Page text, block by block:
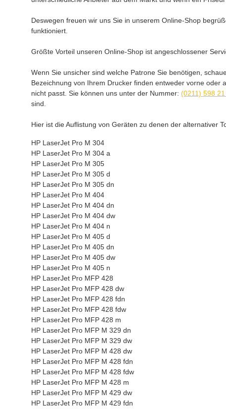
Deswegen freuen wir uns Sie in unserem Online-Shop
funktioniert.
Größte Vorteil unseren Online-Shop ist angeschlossener
Wenn Sie unsicher sind welche Patrone Sie benötigen,
Bezeichnung von Ihrem Drucker finden entweder vorne
nicht passt. Sie können uns unter der Nummer: (0211) 598
sind.
Hier ist die Auflistung von Geräten zu denen der alternativer
HP LaserJet Pro M 304
HP LaserJet Pro M 304 a
HP LaserJet Pro M 305
HP LaserJet Pro M 305 d
HP LaserJet Pro M 305 dn
HP LaserJet Pro M 404
HP LaserJet Pro M 404 dn
HP LaserJet Pro M 404 dw
HP LaserJet Pro M 404 n
HP LaserJet Pro M 405 d
HP LaserJet Pro M 405 dn
HP LaserJet Pro M 405 dw
HP LaserJet Pro M 405 n
HP LaserJet Pro MFP 428
HP LaserJet Pro MFP 428 dw
HP LaserJet Pro MFP 428 fdn
HP LaserJet Pro MFP 428 fdw
HP LaserJet Pro MFP 428 m
HP LaserJet Pro MFP M 329 dn
HP LaserJet Pro MFP M 329 dw
HP LaserJet Pro MFP M 428 dw
HP LaserJet Pro MFP M 428 fdn
HP LaserJet Pro MFP M 428 fdw
HP LaserJet Pro MFP M 428 m
HP LaserJet Pro MFP M 429 dw
HP LaserJet Pro MFP M 429 fdn